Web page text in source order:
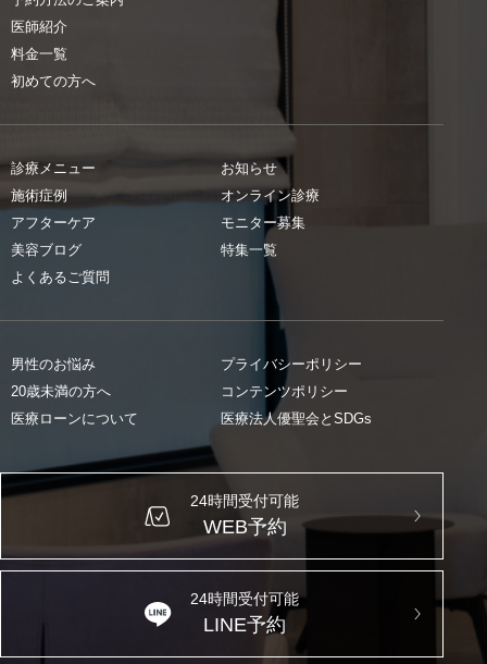
医師紹介
料金一覧
初めての方へ
診療メニュー
施術症例
アフターケア
美容ブログ
よくあるご質問
お知らせ
オンライン診療
モニター募集
特集一覧
男性のお悩み
20歳未満の方へ
医療ローンについて
プライバシーポリシー
コンテンツポリシー
医療法人優聖会とSDGs
24時間受付可能
WEB予約
24時間受付可能
LINE予約